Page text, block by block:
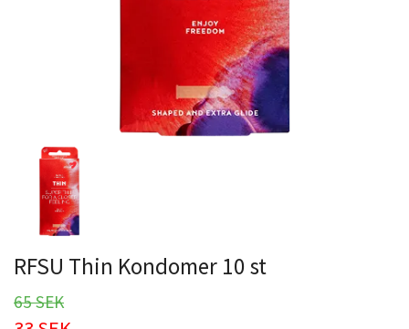
RFSU Thin Kondomer 10 st
65 SEK